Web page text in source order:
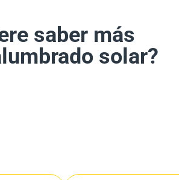
saber más
solar?